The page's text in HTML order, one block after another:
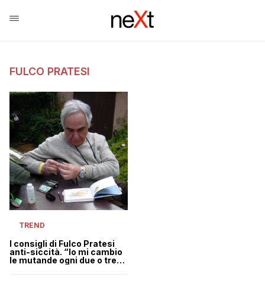
FULCO PRATESI
TREND
I consigli di Fulco Pratesi
anti-siccità. “Io mi cambio
le mutande ogni due o tre